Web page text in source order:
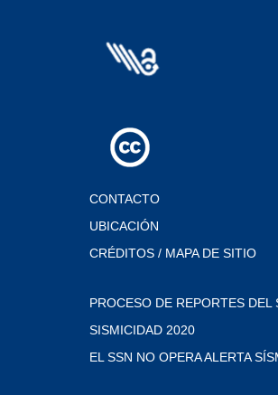
CONTACTO
UBICACIÓN
CRÉDITOS / MAPA DE SITIO
PROCESO DE REPORTES DEL
SISMICIDAD 2020
EL SSN NO OPERA ALERTA